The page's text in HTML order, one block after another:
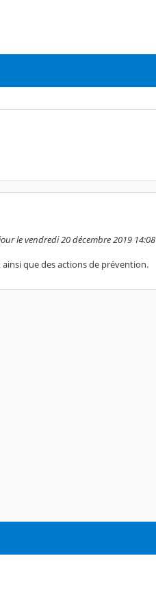
le vendredi 20 décembre 2019 14:08
que des actions de prévention.